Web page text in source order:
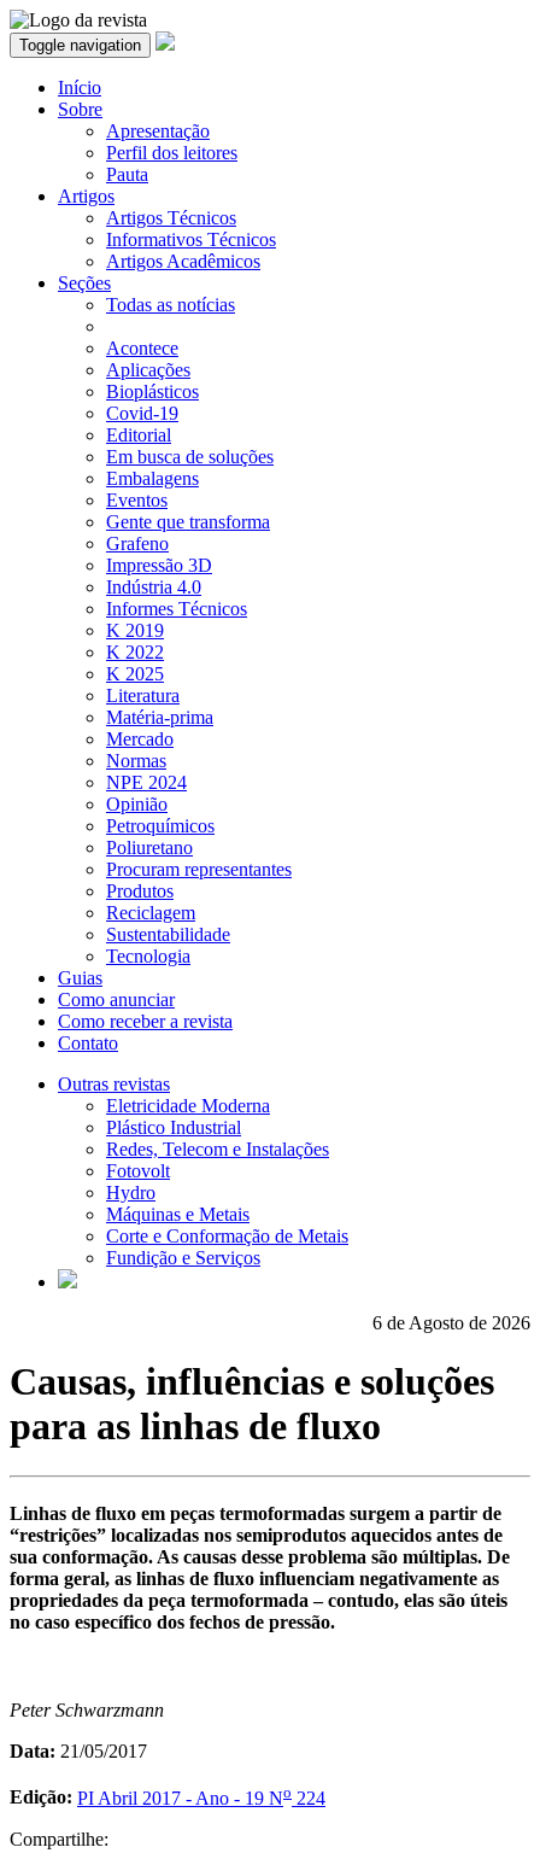
Toggle navigation
Início
Sobre
Apresentação
Perfil dos leitores
Pauta
Artigos
Artigos Técnicos
Informativos Técnicos
Artigos Acadêmicos
Seções
Todas as notícias
Acontece
Aplicações
Bioplásticos
Covid-19
Editorial
Em busca de soluções
Embalagens
Eventos
Gente que transforma
Grafeno
Impressão 3D
Indústria 4.0
Informes Técnicos
K 2019
K 2022
K 2025
Literatura
Matéria-prima
Mercado
Normas
NPE 2024
Opinião
Petroquímicos
Poliuretano
Procuram representantes
Produtos
Reciclagem
Sustentabilidade
Tecnologia
Guias
Como anunciar
Como receber a revista
Contato
Outras revistas
Eletricidade Moderna
Plástico Industrial
Redes, Telecom e Instalações
Fotovolt
Hydro
Máquinas e Metais
Corte e Conformação de Metais
Fundição e Serviços
6 de Agosto de 2026
Causas, influências e soluções
para as linhas de fluxo
Linhas de fluxo em peças termoformadas surgem a partir de
“restrições” localizadas nos semiprodutos aquecidos antes de
sua conformação. As causas desse problema são múltiplas. De
forma geral, as linhas de fluxo influenciam negativamente as
propriedades da peça termoformada – contudo, elas são úteis
no caso específico dos fechos de pressão.
Peter Schwarzmann
Data: 21/05/2017
Edição: PI Abril 2017 - Ano - 19 No 224
Compartilhe: